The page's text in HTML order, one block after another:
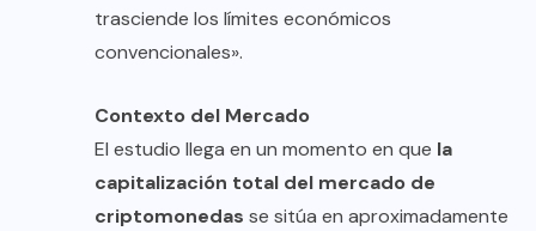
trasciende los límites económicos
convencionales».
Contexto del Mercado
El estudio llega en un momento en que la
capitalización total del mercado de
criptomonedas se sitúa en aproximadamente